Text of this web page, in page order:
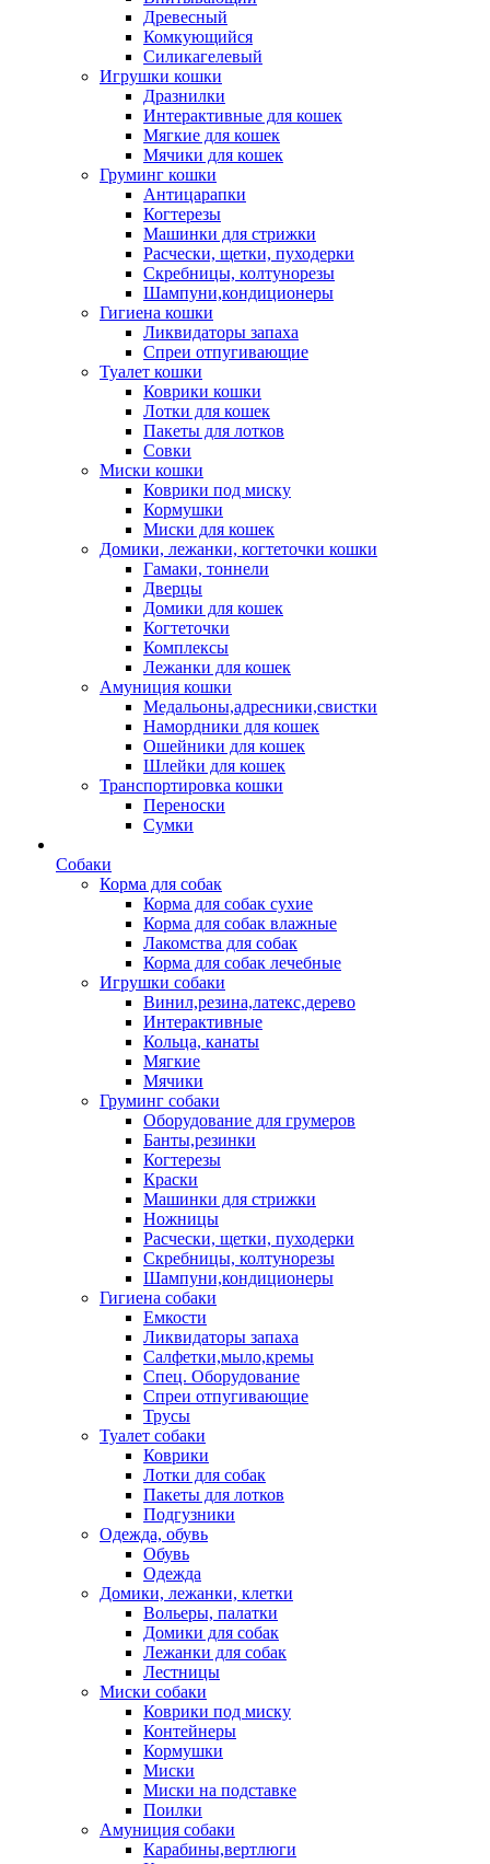
Древесный
Комкующийся
Силикагелевый
Игрушки кошки
Дразнилки
Интерактивные для кошек
Мягкие для кошек
Мячики для кошек
Груминг кошки
Антицарапки
Когтерезы
Машинки для стрижки
Расчески, щетки, пуходерки
Скребницы, колтунорезы
Шампуни,кондиционеры
Гигиена кошки
Ликвидаторы запаха
Спреи отпугивающие
Туалет кошки
Коврики кошки
Лотки для кошек
Пакеты для лотков
Совки
Миски кошки
Коврики под миску
Кормушки
Миски для кошек
Домики, лежанки, когтеточки кошки
Гамаки, тоннели
Дверцы
Домики для кошек
Когтеточки
Комплексы
Лежанки для кошек
Амуниция кошки
Медальоны,адресники,свистки
Намордники для кошек
Ошейники для кошек
Шлейки для кошек
Транспортировка кошки
Переноски
Сумки
Собаки
Корма для собак
Корма для собак сухие
Корма для собак влажные
Лакомства для собак
Корма для собак лечебные
Игрушки собаки
Винил,резина,латекс,дерево
Интерактивные
Кольца, канаты
Мягкие
Мячики
Груминг собаки
Оборудование для грумеров
Банты,резинки
Когтерезы
Краски
Машинки для стрижки
Ножницы
Расчески, щетки, пуходерки
Скребницы, колтунорезы
Шампуни,кондиционеры
Гигиена собаки
Емкости
Ликвидаторы запаха
Салфетки,мыло,кремы
Спец. Оборудование
Спреи отпугивающие
Трусы
Туалет собаки
Коврики
Лотки для собак
Пакеты для лотков
Подгузники
Одежда, обувь
Обувь
Одежда
Домики, лежанки, клетки
Вольеры, палатки
Домики для собак
Лежанки для собак
Лестницы
Миски собаки
Коврики под миску
Контейнеры
Кормушки
Миски
Миски на подставке
Поилки
Амуниция собаки
Карабины,вертлюги